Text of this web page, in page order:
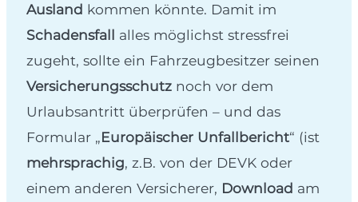
Ausland kommen könnte. Damit im
Schadensfall alles möglichst stressfrei
zugeht, sollte ein Fahrzeugbesitzer seinen
Versicherungsschutz noch vor dem
Urlaubsantritt überprüfen – und das
Formular „Europäischer Unfallbericht“ (ist
mehrsprachig, z.B. von der DEVK oder
einem anderen Versicherer, Download am